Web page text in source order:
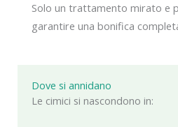
Dove si annidano
Le cimici si nascondono in:
Solo un trattamento mirato e
garantire una bonifica